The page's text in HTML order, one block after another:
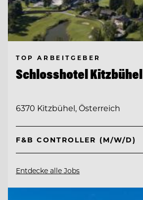
TOP ARBEITGEBER
Schlosshotel Kitzbühel
6370 Kitzbühel, Österreich
F&B CONTROLLER (M/W/D)
Entdecke alle Jobs